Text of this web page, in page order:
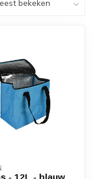
- 12L - blauw